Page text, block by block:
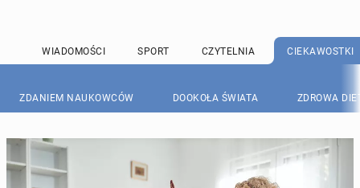
WIADOMOŚCI SPORT CZYTELNIA CIEKAWOSTKI
ZDANIEM NAUKOWCÓW DOOKOŁA ŚWIATA ZDROWA